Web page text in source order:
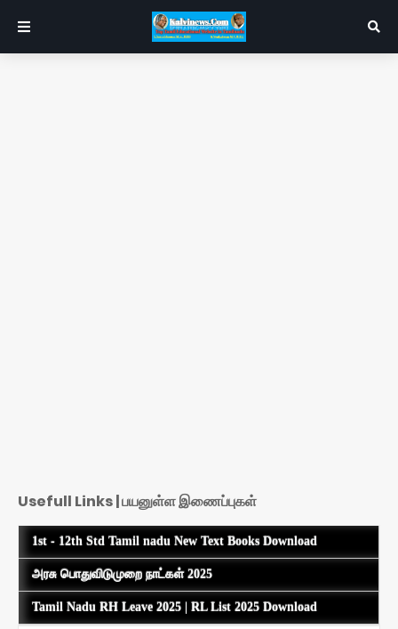
Usefull Links | பயனுள்ள இணைப்புகள்
1st - 12th Std Tamil nadu New Text Books Download
அரசு பொதுவிடுமுறை நாட்கள் 2025
Tamil Nadu RH Leave 2025 | RL List 2025 Download